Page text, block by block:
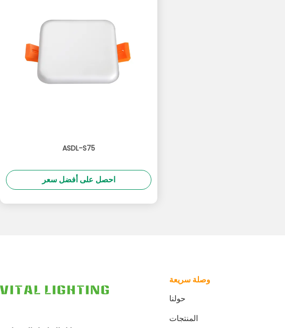
ASDL-S75
احصل على أفضل سعر
وصلة سريعة
حولنا
المنتجات